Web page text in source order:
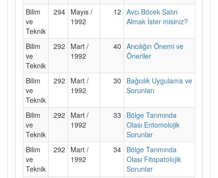
Bilim
ve
Teknik
294 Mayıs /
1992
12 Avcı Böcek Satın
Almak İster misiniz?
Bilim
ve
Teknik
292
Mart /
1992
40 Arıcılığın Önemi ve
Öneriler
Bilim
ve
Teknik
292
Mart /
1992
30
Bağcılık Uygulama ve
Sorunları
Bilim
ve
Teknik
292
Mart /
1992
33
Bölge Tarımında
Olası Entomolojik
Sorunlar
Bilim
ve
Teknik
292
Mart /
1992
34 Bölge Tarımında
Olası Fitopatolojik
Sorunlar